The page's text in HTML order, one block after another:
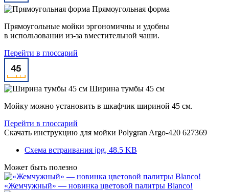
Прямоугольная форма
Прямоугольные мойки эргономичны и удобны
в использовании из-за вместительной чаши.
Перейти в глоссарий
Ширина тумбы 45 см
Мойку можно установить в шкафчик шириной 45 см.
Перейти в глоссарий
Скачать инструкцию для мойки Polygran Argo-420 627369
Схема встраивания jpg, 48.5 KB
Может быть полезно
«Жемчужный» — новинка цветовой палитры Blanco!